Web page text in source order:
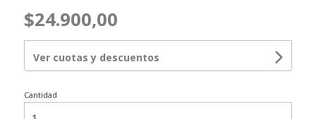
$24.900,00
Ver cuotas y descuentos
Cantidad